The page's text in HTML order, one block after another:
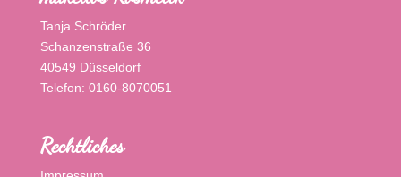
Tanja Schröder
Schanzenstraße 36
40549 Düsseldorf
Telefon: 0160-8070051
Rechtliches